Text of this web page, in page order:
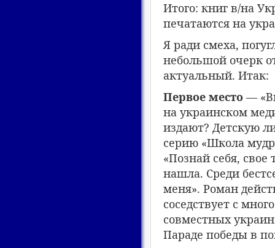
Итого: книг в/на
печатаются на
Я ради смеха,
небольшой очерк
актуальный. Итак:
Первое место —
на украинском
издают? Детскую
серию «Школа
«Познай себя,
нашла. Среди
меня». Роман
соседствует с
совместных
Параде победы в